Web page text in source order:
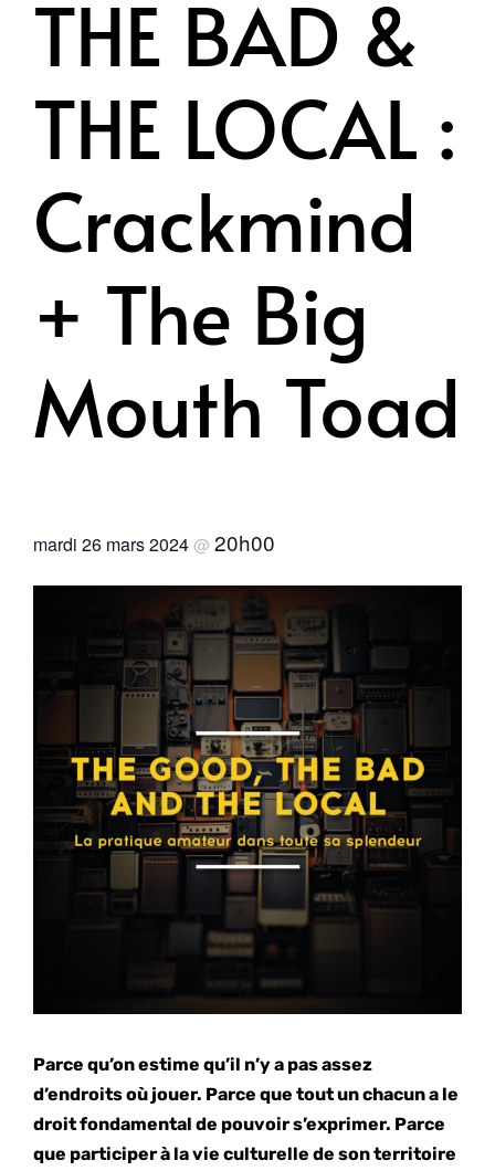
THE BAD &
THE LOCAL :
Crackmind
+ The Big
Mouth Toad
mardi 26 mars 2024@ 20h00
Parce qu’on estime qu’il n’y a pas assez
d’endroits où jouer. Parce que tout un chacun a le
droit fondamental de pouvoir s’exprimer. Parce
que participer à la vie culturelle de son territoire